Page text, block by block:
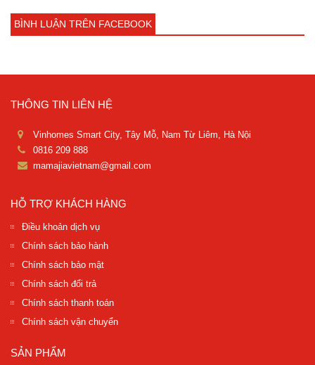
BÌNH LUẬN TRÊN FACEBOOK
THÔNG TIN LIÊN HỆ
Vinhomes Smart City, Tây Mỗ, Nam Từ Liêm, Hà Nội
0816 209 888
mamajiavietnam@gmail.com
HỖ TRỢ KHÁCH HÀNG
Điều khoản dịch vụ
Chính sách bảo hành
Chính sách bảo mật
Chính sách đổi trả
Chính sách thanh toán
Chính sách vận chuyển
SẢN PHẨM